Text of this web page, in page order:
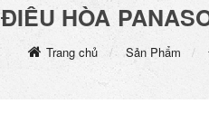
ĐIỀU HÒA
Trang chủ Sản Phẩm